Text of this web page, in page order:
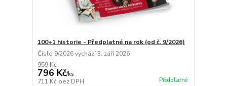
100+1 historie - Předplatné na rok (od č. 9/2026)
Číslo 9/2026 vychází 3. září 2026
959 Kč
796 Kč/ks
711 Kč bez DPH Předplatné